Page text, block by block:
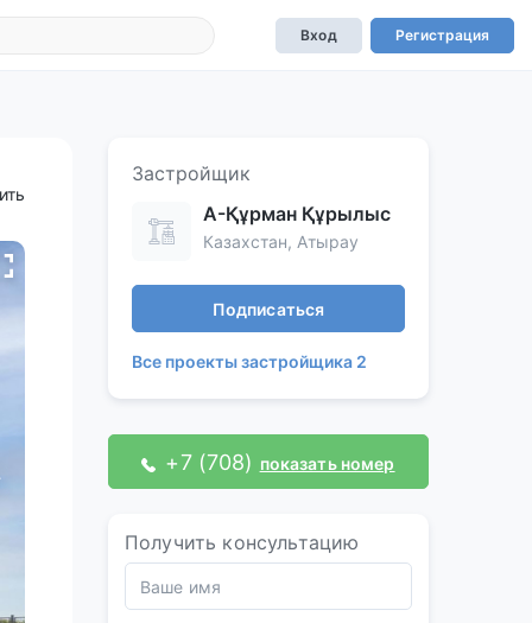
Вход Регистрация
Застройщик
А-Құрман Құрылыс
Казахстан, Атырау
Подписаться
Все проекты застройщика 2
+7 (708) показать номер
Получить консультацию